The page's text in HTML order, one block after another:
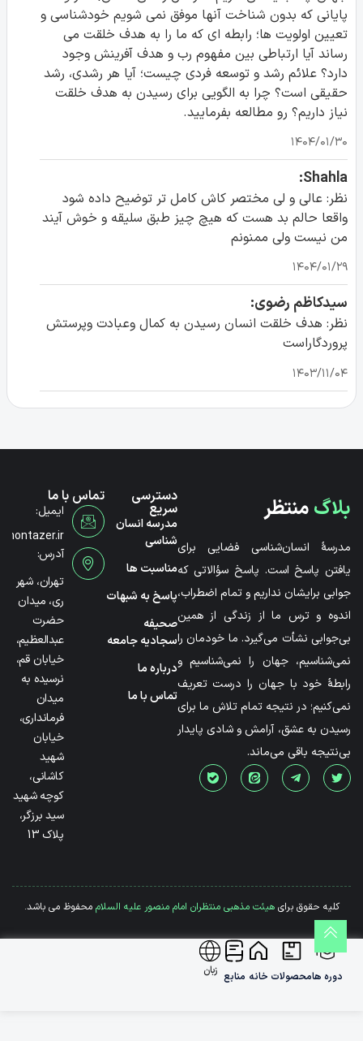
پایانی که بدون شناخت آنها موفق نمی شویم خودشناسی و
تعیین اولویت ها؛ رابطه ای که ما را به هدف خلقت می
رساند آیا ارتباطی بین مفهوم رب و هدف آفرینش وجود
دارد؟ علائم رشد و توسعه فردی چیست؛ آیا هر رشدی، رشد
حقیقی است؟ چرا به الگویی برای رسیدن به هدف خلقت
نیاز داریم؟ رو مطالعه بفرمایید.
۱۴۰۴/۰۱/۳۰
Shahla:
نظر: عالی و لی مختصر کاش کامل تر توضیح داده شود
واقعا حالم بد هست که هیچ چیز طبق سلیقه و خوش آیند
من نیست ولی ممنونم
۱۴۰۴/۰۱/۲۹
سیدکاظم رضوی:
نظر: هدف خلقت انسان رسیدن به کمال وعبادت وپرستش
پروردگاراست
۱۴۰۳/۱۱/۰۴
بلاگمنتظر
مدرسۀ انسان‌شناسی فضایی برای
یافتن پاسخ است. پاسخ سؤالاتی که
جوابی برایشان نداریم و تمام اضطراب،
اندوه و ترس ما از زندگی از همین
بی‌جوابی نشأت می‌گیرد. ما خودمان را
نمی‌شناسیم، جهان را نمی‌شناسیم و
رابطۀ خود با جهان را درست تعریف
نمی‌کنیم؛ در نتیجه تمام تلاش ما برای
رسیدن به عشق، آرامش و شادی پایدار
بی‌نتیجه باقی می‌ماند.
دسترسی
سریع
مدرسه انسان
شناسی
مناسبت ها
پاسخ به شبهات
صحیفه
سجادیه جامعه
درباره ما
تماس با ما
تماس با ما
ایمیل:
آدرس:
تهران، شهر
ری، میدان
حضرت
عبدالعظیم،
خیابان قم،
نرسیده به
میدان
فرمانداری،
خیابان
شهید
کاشانی،
کوچه شهید
سید برزگر،
پلاک 13
کلیه حقوق برایهیئت مذهبی منتظران امام منصور علیه السلاممحفوظ می باشد.
دوره هامحصولات خانه منابع زبان